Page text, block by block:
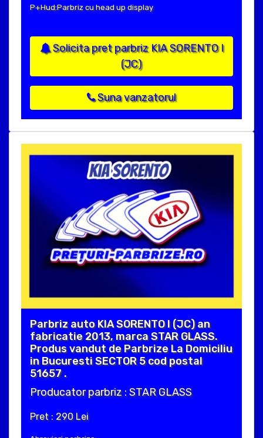
P+Hud:Parbriz cu head up display
Solicita pret parbriz KIA SORENTO I
(JC)
Suna vanzatorul
Parbriz auto KIA SORENTO I (JC) an
fabricatie 2013, marca STAR GLASS.
Produs vandut de Parbrize La Domiciliu
in Bucuresti SECTOR 5 cod postal
51657 .
Producator parbriz : STAR GLASS
Pret : 290 Lei